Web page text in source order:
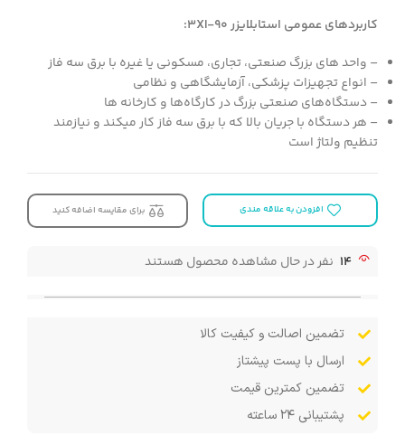
کاربردهای عمومی استابلایزر 3XI-90:
– واحد های بزرگ صنعتی، تجاری، مسکونی یا غیره با برق سه فاز
– انواع تجهیزات پزشکی، آزمایشگاهی و نظامی
– دستگاه‌های صنعتی بزرگ در کارگاه‌ها و کارخانه ها
– هر دستگاه با جریان بالا که با برق سه فاز کار میکند و نیازمند
تنظیم ولتاژ است
افزودن به علاقه مندی برای مقایسه اضافه کنید
14 نفر در حال مشاهده محصول هستند
تضمین اصالت و کیفیت کالا
ارسال با پست پیشتاز
تضمین کمترین قیمت
پشتیبانی ۲۴ ساعته